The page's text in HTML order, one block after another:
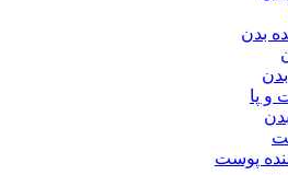
بدن
و پا
پوست